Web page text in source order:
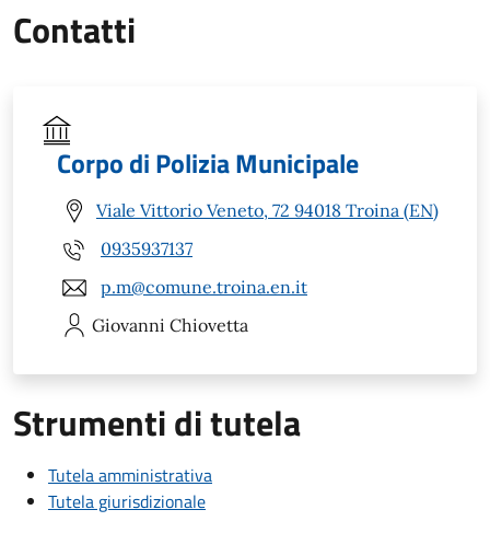
Contatti
Corpo di Polizia Municipale
Viale Vittorio Veneto, 72 94018 Troina (EN)
0935937137
p.m@comune.troina.en.it
Giovanni Chiovetta
Strumenti di tutela
Tutela amministrativa
Tutela giurisdizionale